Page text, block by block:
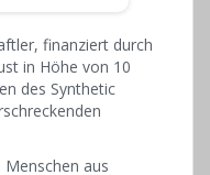
finanziert durch
in Höhe von 10
des Synthetic
Menschen aus